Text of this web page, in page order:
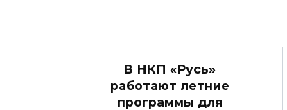
В НКП «Русь»
работают летние
программы для